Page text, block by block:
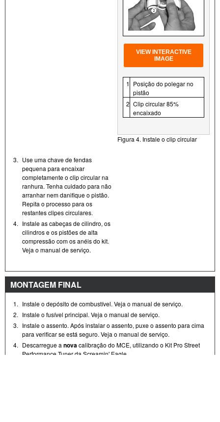
VIEW INTERACTIVE
IMAGE
1 Posição do polegar no
pistão
2 Clip circular 85%
encaixado
Figura 4. Instale o clip circular
3. Use uma chave de fendas
pequena para encaixar
completamente o clip circular na
ranhura. Tenha cuidado para não
arranhar nem danifique o pistão.
Repita o processo para os
restantes clipes circulares.
4. Instale as cabeças de cilindro, os
cilindros e os pistões de alta
compressão com os anéis do kit.
Veja o manual de serviço.
MONTAGEM FINAL
1. Instale o depósito de combustível. Veja o manual de serviço.
2. Instale o fusível principal. Veja o manual de serviço.
3. Instale o assento. Após instalar o assento, puxe o assento para cima
para verificar se está seguro. Veja o manual de serviço.
4. Descarregue a novacalibração do MCE, utilizando o Kit Pro Street
Performance Tuner da Screamin' Eagle .